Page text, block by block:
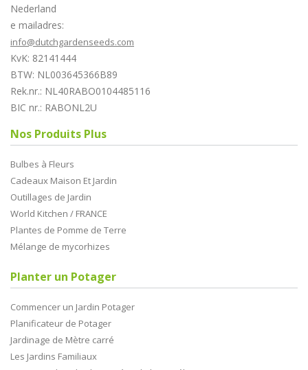
Nederland
e mailadres:
info@dutchgardenseeds.com
KvK: 82141444
BTW: NL003645366B89
Rek.nr.: NL40RABO0104485116
BIC nr.: RABONL2U
Nos Produits Plus
Bulbes à Fleurs
Cadeaux Maison Et Jardin
Outillages de Jardin
World Kitchen / FRANCE
Plantes de Pomme de Terre
Mélange de mycorhizes
Planter un Potager
Commencer un Jardin Potager
Planificateur de Potager
Jardinage de Mètre carré
Les Jardins Familiaux